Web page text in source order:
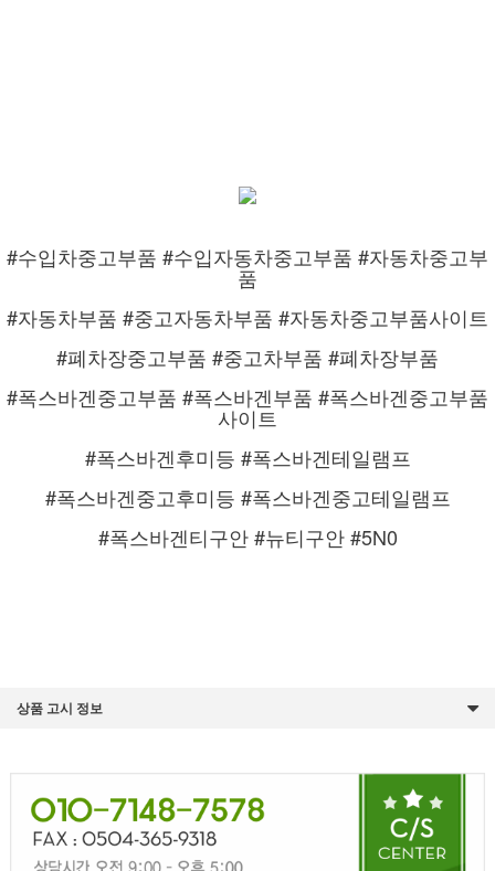
#수입차중고부품 #수입자동차중고부품 #자동차중고부
품
#자동차부품 #중고자동차부품 #자동차중고부품사이트
#폐차장중고부품 #중고차부품 #폐차장부품
#폭스바겐중고부품 #폭스바겐부품 #폭스바겐중고부품
사이트
#폭스바겐후미등 #폭스바겐테일램프
#폭스바겐중고후미등 #폭스바겐중고테일램프
#폭스바겐티구안 #뉴티구안 #5N0
상품 고시 정보